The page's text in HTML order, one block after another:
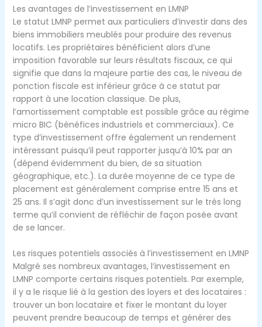
Les avantages de l’investissement en LMNP
Le statut LMNP permet aux particuliers d’investir dans des
biens immobiliers meublés pour produire des revenus
locatifs. Les propriétaires bénéficient alors d’une
imposition favorable sur leurs résultats fiscaux, ce qui
signifie que dans la majeure partie des cas, le niveau de
ponction fiscale est inférieur grâce à ce statut par
rapport à une location classique. De plus,
l’amortissement comptable est possible grâce au régime
micro BIC (bénéfices industriels et commerciaux). Ce
type d’investissement offre également un rendement
intéressant puisqu’il peut rapporter jusqu’à 10% par an
(dépend évidemment du bien, de sa situation
géographique, etc.). La durée moyenne de ce type de
placement est généralement comprise entre 15 ans et
25 ans. Il s’agit donc d’un investissement sur le très long
terme qu’il convient de réfléchir de façon posée avant
de se lancer.
Les risques potentiels associés à l’investissement en LMNP
Malgré ses nombreux avantages, l’investissement en
LMNP comporte certains risques potentiels. Par exemple,
il y a le risque lié à la gestion des loyers et des locataires :
trouver un bon locataire et fixer le montant du loyer
peuvent prendre beaucoup de temps et générer des